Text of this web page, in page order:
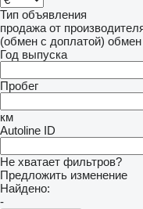
Тип объявления
продажа от
(обмен с доплатой) обмен
Год выпуска
Пробег
км
Autoline ID
Не хватает фильтров?
Предложить изменение
Найдено:
-